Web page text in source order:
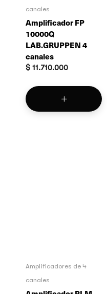
canales
Amplificador FP
10000Q
LAB.GRUPPEN 4
canales
$ 11.710.000
Amplificadores de 4
canales